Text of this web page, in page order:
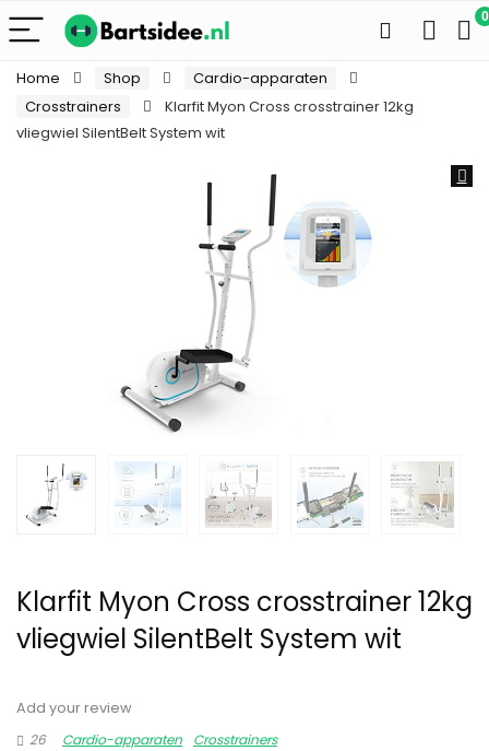
0
Home Shop
Cardio-apparaten
Crosstrainers
Klarfit Myon Cross crosstrainer 12kg
vliegwiel SilentBelt System wit
Klarfit Myon Cross crosstrainer 12kg
vliegwiel SilentBelt System wit
Add your review
26
Cardio-apparaten Crosstrainers